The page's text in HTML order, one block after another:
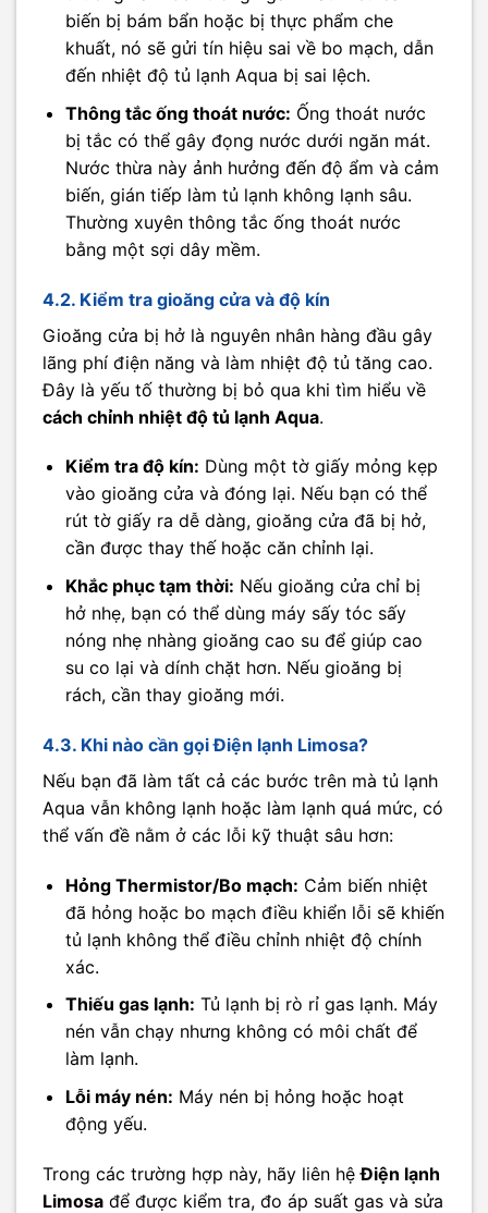
biến bị bám bẩn hoặc bị thực phẩm che
khuất, nó sẽ gửi tín hiệu sai về bo mạch, dẫn
đến nhiệt độ tủ lạnh Aqua bị sai lệch.
Thông tắc ống thoát nước: Ống thoát nước
bị tắc có thể gây đọng nước dưới ngăn mát.
Nước thừa này ảnh hưởng đến độ ẩm và cảm
biến, gián tiếp làm tủ lạnh không lạnh sâu.
Thường xuyên thông tắc ống thoát nước
bằng một sợi dây mềm.
4.2. Kiểm tra gioăng cửa và độ kín
Gioăng cửa bị hở là nguyên nhân hàng đầu gây
lãng phí điện năng và làm nhiệt độ tủ tăng cao.
Đây là yếu tố thường bị bỏ qua khi tìm hiểu về
cách chỉnh nhiệt độ tủ lạnh Aqua.
Kiểm tra độ kín: Dùng một tờ giấy mỏng kẹp
vào gioăng cửa và đóng lại. Nếu bạn có thể
rút tờ giấy ra dễ dàng, gioăng cửa đã bị hở,
cần được thay thế hoặc căn chỉnh lại.
Khắc phục tạm thời: Nếu gioăng cửa chỉ bị
hở nhẹ, bạn có thể dùng máy sấy tóc sấy
nóng nhẹ nhàng gioăng cao su để giúp cao
su co lại và dính chặt hơn. Nếu gioăng bị
rách, cần thay gioăng mới.
4.3. Khi nào cần gọi Điện lạnh Limosa?
Nếu bạn đã làm tất cả các bước trên mà tủ lạnh
Aqua vẫn không lạnh hoặc làm lạnh quá mức, có
thể vấn đề nằm ở các lỗi kỹ thuật sâu hơn:
Hỏng Thermistor/Bo mạch: Cảm biến nhiệt
đã hỏng hoặc bo mạch điều khiển lỗi sẽ khiến
tủ lạnh không thể điều chỉnh nhiệt độ chính
xác.
Thiếu gas lạnh: Tủ lạnh bị rò rỉ gas lạnh. Máy
nén vẫn chạy nhưng không có môi chất để
làm lạnh.
Lỗi máy nén: Máy nén bị hỏng hoặc hoạt
động yếu.
Trong các trường hợp này, hãy liên hệĐiện lạnh
Limosa để được kiểm tra, đo áp suất gas và sửa